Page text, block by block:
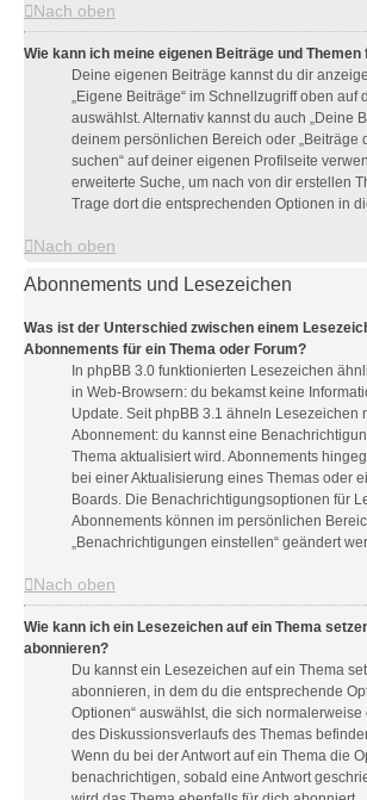
Nach oben
Wie kann ich meine eigenen Beiträge und Themen
Deine eigenen Beiträge kannst du dir
„Eigene Beiträge“ im Schnellzugriff oben auf
auswählst. Alternativ kannst du auch „Deine
deinem persönlichen Bereich oder „Beiträge
suchen“ auf deiner eigenen Profilseite
erweiterte Suche, um nach von dir erstellen
Trage dort die entsprechenden Optionen in
Nach oben
Abonnements und Lesezeichen
Was ist der Unterschied zwischen einem
Abonnements für ein Thema oder Forum?
In phpBB 3.0 funktionierten Lesezeichen
in Web-Browsern: du bekamst keine
Update. Seit phpBB 3.1 ähneln Lesezeichen
Abonnement: du kannst eine
Thema aktualisiert wird. Abonnements
bei einer Aktualisierung eines Themas oder
Boards. Die Benachrichtigungsoptionen für
Abonnements können im persönlichen
„Benachrichtigungen einstellen“ geändert
Nach oben
Wie kann ich ein Lesezeichen auf ein Thema
abonnieren?
Du kannst ein Lesezeichen auf ein Thema
abonnieren, in dem du die entsprechende
Optionen“ auswählst, die sich
des Diskussionsverlaufs des Themas
Wenn du bei der Antwort auf ein Thema die
benachrichtigen, sobald eine Antwort